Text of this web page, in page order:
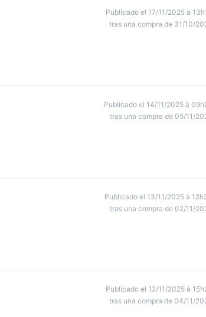
Publicado el 17/11/2025 à
tras una compra de 31/10/
Publicado el 14/11/2025 à
tras una compra de 05/11/
Publicado el 13/11/2025 à
tras una compra de 02/11/
Publicado el 12/11/2025 à
tras una compra de 04/11/